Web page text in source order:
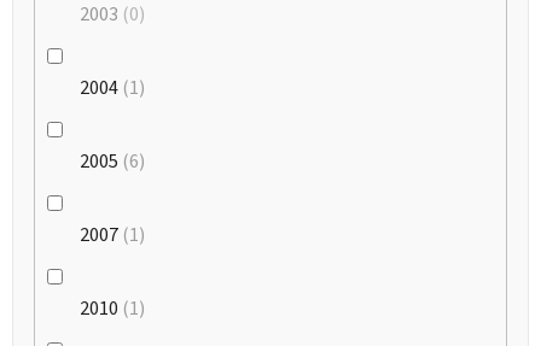
2003 0
2004 1
2005 6
2007 1
2010 1